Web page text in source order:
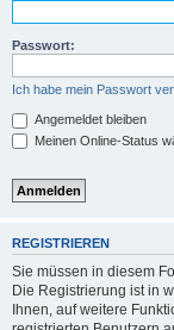
Passwort:
Ich habe mein Passwort
Angemeldet bleiben
Meinen Online-Status
REGISTRIEREN
Sie müssen in diesem
Die Registrierung ist in
Ihnen, auf weitere